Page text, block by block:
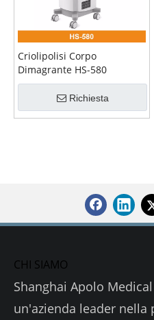
Criolipolisi Corpo
Dimagrante HS-580
Richiesta
CHI SIAMO
Shanghai Apolo
un'azienda leader nella